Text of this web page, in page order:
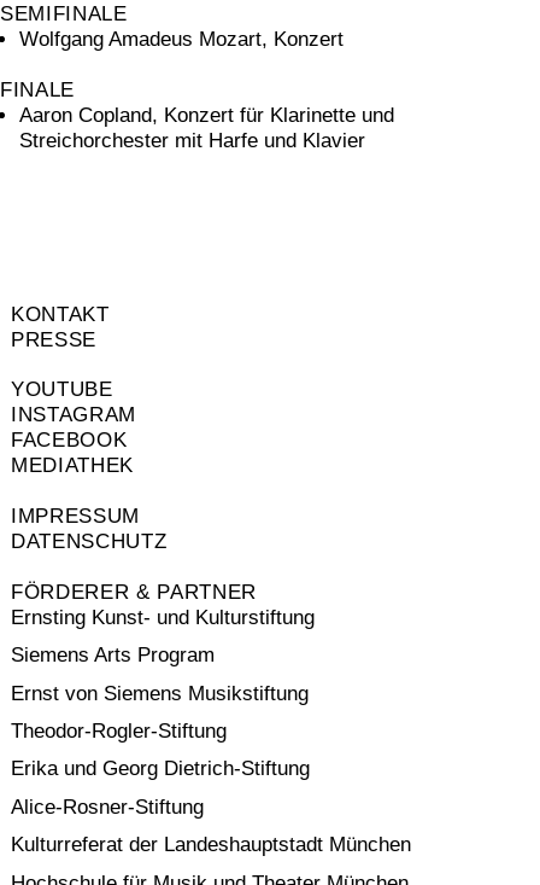
SEMIFINALE
Wolfgang Amadeus Mozart, Konzert
FINALE
Aaron Copland, Konzert für Klarinette und
Streichorchester mit Harfe und Klavier
KONTAKT
PRESSE
YOUTUBE
INSTAGRAM
FACEBOOK
MEDIATHEK
IMPRESSUM
DATENSCHUTZ
FÖRDERER & PARTNER
Ernsting Kunst- und Kulturstiftung
Siemens Arts Program
Ernst von Siemens Musikstiftung
Theodor-Rogler-Stiftung
Erika und Georg Dietrich-Stiftung
Alice-Rosner-Stiftung
Kulturreferat der Landeshauptstadt München